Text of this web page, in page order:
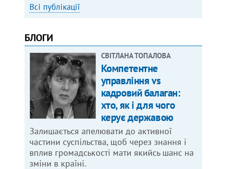
Всі публікації
БЛОГИ
СВІТЛАНА ТОПАЛОВА
Компетентне
управління vs
кадровий балаган:
хто, як і для чого
керує державою
Залишається апелювати до активної
частини суспільства, щоб через знання і
вплив громадськості мати якийсь шанс на
зміни в країні.